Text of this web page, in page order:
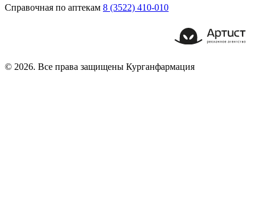
Справочная по аптекам 8 (3522) 410-010
© 2026. Все права защищены Курганфармация